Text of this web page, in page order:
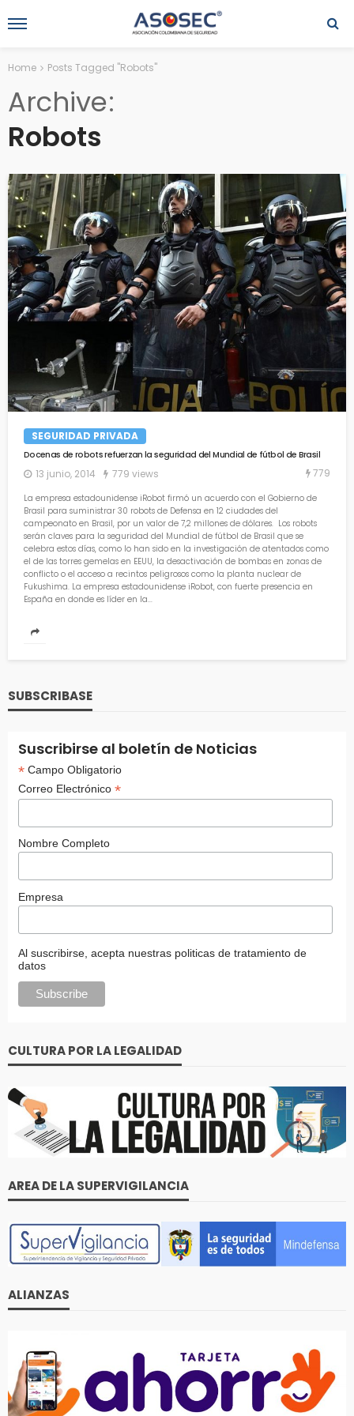
Home Posts Tagged "Robots"
Archive
Robots
SEGURIDAD PRIVADA
Docenas de robots refuerzan la seguridad del Mundial de fútbol de Brasil
13 junio, 2014 779 views 779
La empresa estadounidense iRobot firmó un acuerdo con el Gobierno de
Brasil para suministrar 30 robots de Defensa en 12 ciudades del
campeonato en Brasil, por un valor de 7,2 millones de dólares. Los robots
serán claves para la seguridad del Mundial de fútbol de Brasil que se
celebra estos días, como lo han sido en la investigación de atentados como
el de las torres gemelas en EEUU, la desactivación de bombas en zonas de
conflicto o el acceso a recintos peligrosos como la planta nuclear de
Fukushima. La empresa estadounidense iRobot, con fuerte presencia en
España en donde es líder en la...
SUBSCRIBASE
Suscribirse al boletín de Noticias
*Campo Obligatorio
Correo Electrónico *
Nombre Completo
Empresa
Al suscribirse, acepta nuestras politicas de tratamiento de
datos
CULTURA POR LA LEGALIDAD
AREA DE LA SUPERVIGILANCIA
ALIANZAS